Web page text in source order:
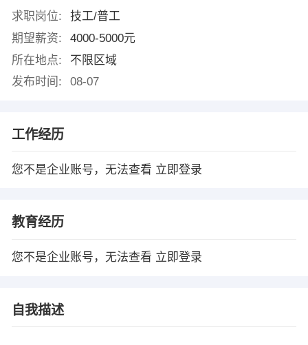
求职岗位:
技工/普工
期望薪资:
4000-5000元
所在地点:
不限区域
发布时间:
08-07
工作经历
您不是企业账号，无法查看 立即登录
教育经历
您不是企业账号，无法查看 立即登录
自我描述